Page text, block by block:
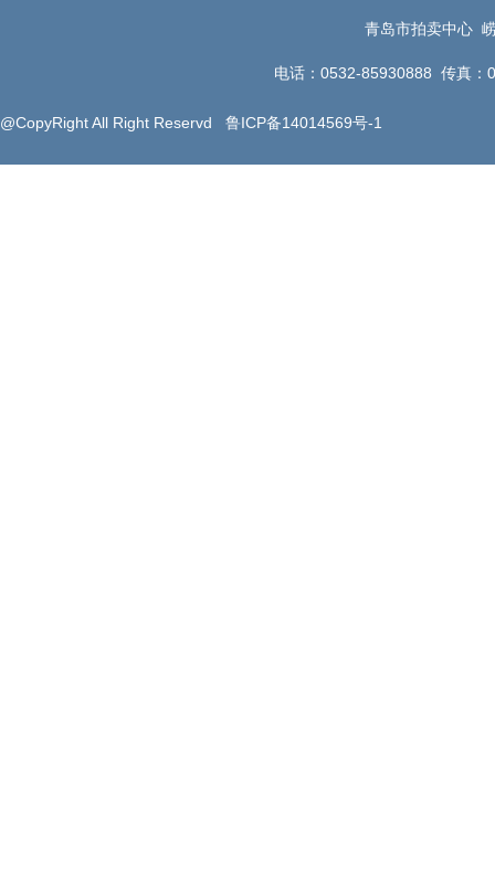
青岛市拍卖中心
电话：0532-85930888 传真：
@CopyRight All Right Reservd 鲁ICP备14014569号-1